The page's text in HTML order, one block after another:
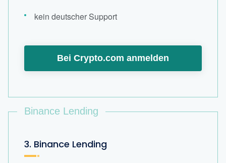
kein deutscher Support
Bei Crypto.com anmelden
Binance Lending
3. Binance Lending